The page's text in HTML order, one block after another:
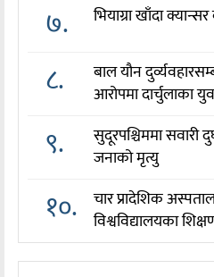
७. भियाग्रा खाँदा
८.
बाल यौन
आरोपमा दार्चुलाका
९.
सुदूरपश्चिममा सवारी
जनाको मृत्यु
१०.
चार प्रादेशिक
विश्वविद्यालयका